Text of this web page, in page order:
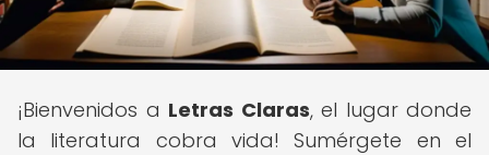
¡Bienvenidos a Letras Claras, el lugar donde
la literatura cobra vida! Sumérgete en el